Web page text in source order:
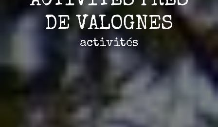
DE VALOGNES
activités